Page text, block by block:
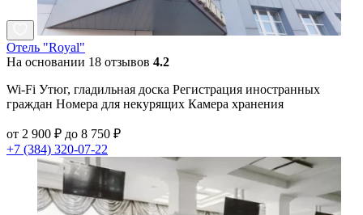
Отель "Royal"
На основании 18 отзывов 4.2
Wi-Fi Утюг, гладильная доска Регистрация иностранных
граждан Номера для некурящих Камера хранения
от 2 900 ₽ до 8 750 ₽
+7 (384) 320-07-22